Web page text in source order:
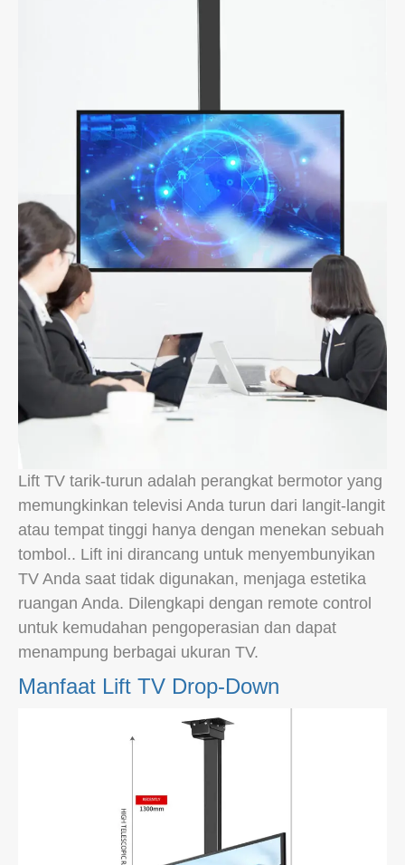
Lift TV tarik-turun adalah perangkat bermotor yang
memungkinkan televisi Anda turun dari langit-langit
atau tempat tinggi hanya dengan menekan sebuah
tombol.. Lift ini dirancang untuk menyembunyikan
TV Anda saat tidak digunakan, menjaga estetika
ruangan Anda. Dilengkapi dengan remote control
untuk kemudahan pengoperasian dan dapat
menampung berbagai ukuran TV.
Manfaat Lift TV Drop-Down